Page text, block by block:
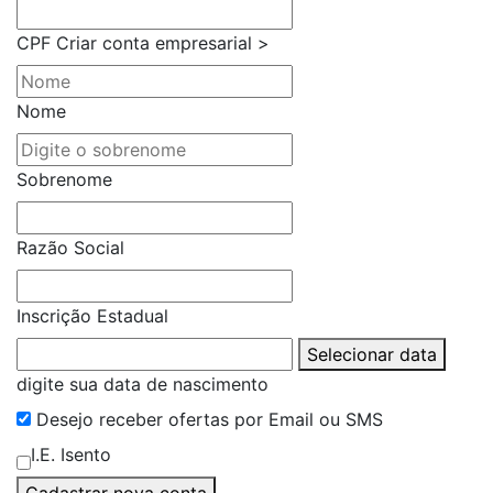
CPF Criar conta empresarial >
Nome
Sobrenome
Razão Social
Inscrição Estadual
Selecionar data
digite sua data de nascimento
Desejo receber ofertas por Email ou SMS
I.E. Isento